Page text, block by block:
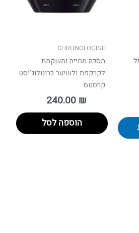
CHRONOLOGISTE
מסכה מחייה ומשקמת
לקרקפת ולשיער כרונולוג'יסט
קרסטס
240.00 ₪
הוספה לסל
בעמוד
המוצר